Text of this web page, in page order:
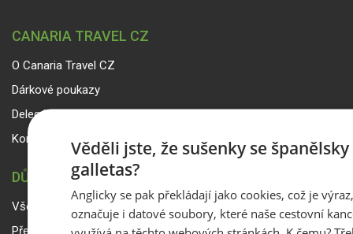
CANARIA TRAVEL CZ
O Canaria Travel CZ
Dárkové poukazy
Delegáti
Kontakty
DŮLEŽITÉ INFORMACE
Všeobecné smluvní podmínky a reklamační řád
Přepravní podmínky Smartwings
Věděli jste, že sušenky se
galletas?
Anglicky se pak překládají jako cookies, což je
označuje i datové soubory, které naše cestovní